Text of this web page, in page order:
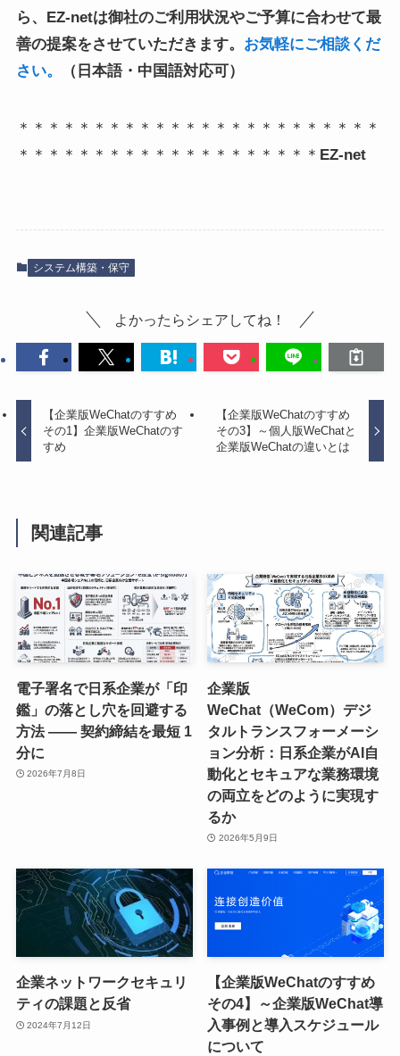
ら、EZ-netは御社のご利用状況やご予算に合わせて最
善の提案をさせていただきます。 お気軽にご相談くだ
さい。
（日本語・中国語対応可）
＊＊＊＊＊＊＊＊＊＊＊＊＊＊＊＊＊＊＊＊＊＊＊＊
＊＊＊＊＊＊＊＊＊＊＊＊＊＊＊＊＊＊＊＊ EZ-net
システム構築・保守
よかったらシェアしてね！
【企業版WeChatのすすめ
その1】企業版WeChatのす
すめ
【企業版WeChatのすすめ
その3】～個人版WeChatと
企業版WeChatの違いとは
関連記事
電子署名で日系企業が「印
鑑」の落とし穴を回避する
方法 —— 契約締結を最短 1
分に
2026年7月8日
企業版
WeChat（WeCom）デジ
タルトランスフォーメーシ
ョン分析：日系企業がAI自
動化とセキュアな業務環境
の両立をどのように実現す
るか
2026年5月9日
企業ネットワークセキュリ
ティの課題と反省
2024年7月12日
【企業版WeChatのすすめ
その4】～企業版WeChat導
入事例と導入スケジュール
について